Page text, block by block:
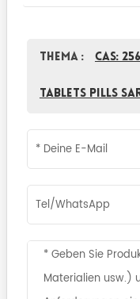
Thema : CAS:
Tablets Pills